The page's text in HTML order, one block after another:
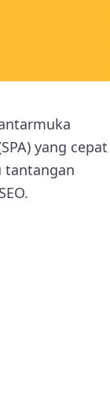
yang cepat
tantangan